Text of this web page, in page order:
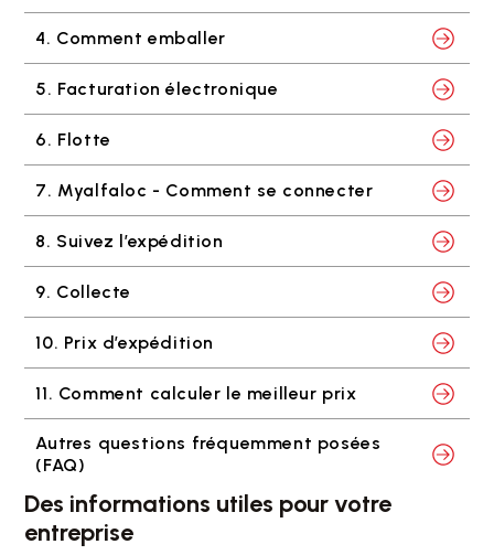
4. Comment emballer
5. Facturation électronique
6. Flotte
7. Myalfaloc - Comment se connecter
8. Suivez l’expédition
9. Collecte
10. Prix d’expédition
11. Comment calculer le meilleur prix
Autres questions fréquemment posées
(FAQ)
Des informations utiles pour votre
entreprise